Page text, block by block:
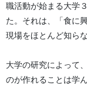
職活動が始まる大学
た。それは、「食に
現場をほとんど知ら
大学の研究によって
のが作れることは学